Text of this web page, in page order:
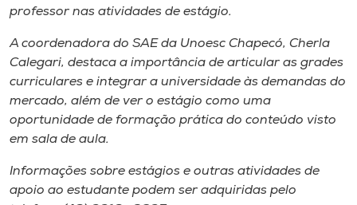
professor nas atividades de estágio.
A coordenadora do SAE da Unoesc Chapecó, Cherla
Calegari, destaca a importância de articular as grades
curriculares e integrar a universidade às demandas do
mercado, além de ver o estágio como uma
oportunidade de formação prática do conteúdo visto
em sala de aula.
Informações sobre estágios e outras atividades de
apoio ao estudante podem ser adquiridas pelo